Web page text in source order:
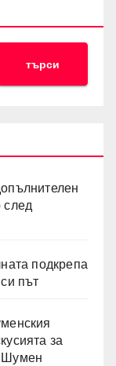
търси
след
подкрепа
път
за
Шумен